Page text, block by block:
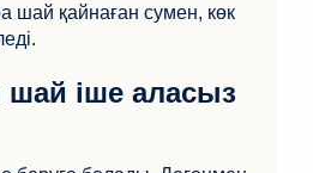
шай қайнаған сумен, көк
шай іше аласыз